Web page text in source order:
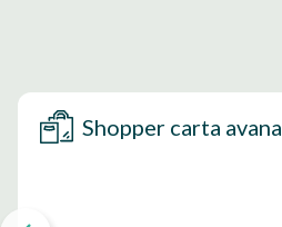
Shopper carta avana